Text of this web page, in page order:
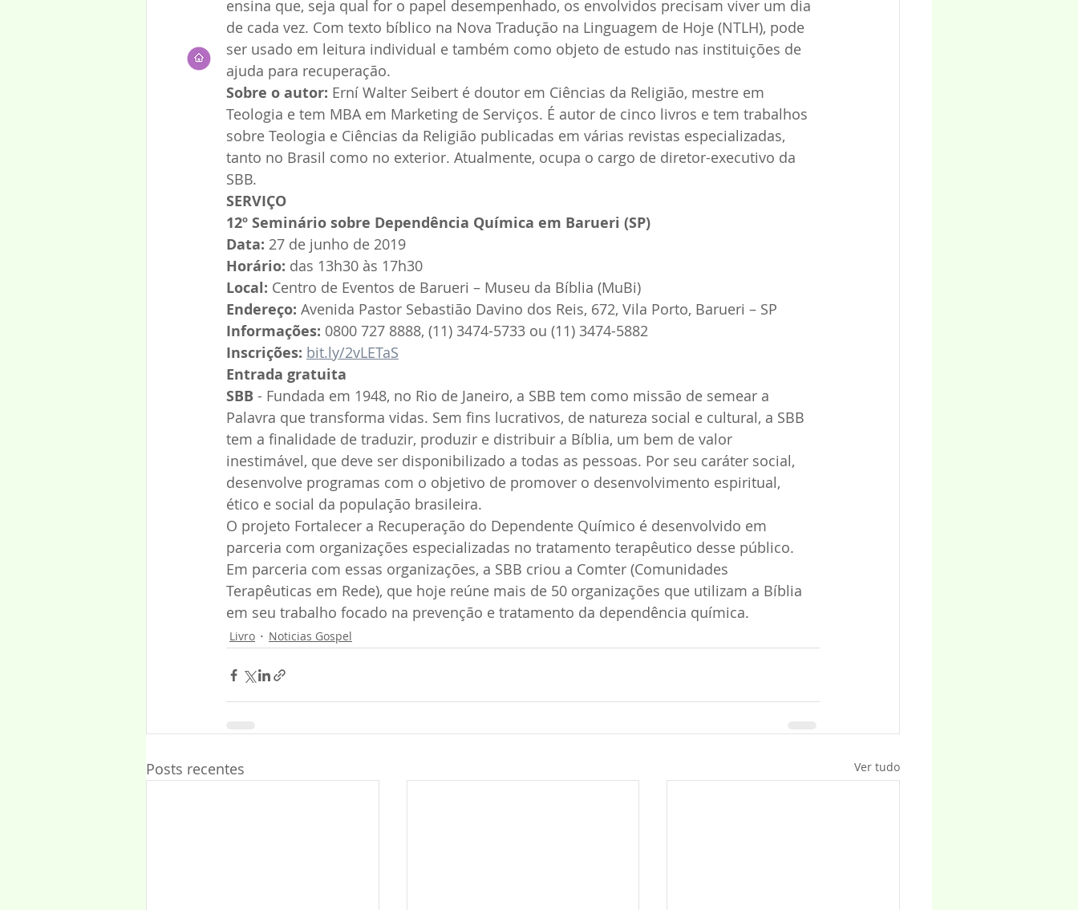
ensina que, seja qual for o papel desempenhado, os envolvidos precisam viver um dia
de cada vez. Com texto bíblico na Nova Tradução na Linguagem de Hoje (NTLH), pode
ser usado em leitura individual e também como objeto de estudo nas instituições de
ajuda para recuperação.
Sobre o autor: Erní Walter Seibert é doutor em Ciências da Religião, mestre em
Teologia e tem MBA em Marketing de Serviços. É autor de cinco livros e tem trabalhos
sobre Teologia e Ciências da Religião publicadas em várias revistas especializadas,
tanto no Brasil como no exterior. Atualmente, ocupa o cargo de diretor-executivo da
SBB.
SERVIÇO
12º Seminário sobre Dependência Química em Barueri (SP)
Data: 27 de junho de 2019
Horário: das 13h30 às 17h30
Local: Centro de Eventos de Barueri – Museu da Bíblia (MuBi)
Endereço: Avenida Pastor Sebastião Davino dos Reis, 672, Vila Porto, Barueri – SP
Informações: 0800 727 8888, (11) 3474-5733 ou (11) 3474-5882
Inscrições: bit.ly/2vLETaS
Entrada gratuita
SBB - Fundada em 1948, no Rio de Janeiro, a SBB tem como missão de semear a
Palavra que transforma vidas. Sem fins lucrativos, de natureza social e cultural, a SBB
tem a finalidade de traduzir, produzir e distribuir a Bíblia, um bem de valor
inestimável, que deve ser disponibilizado a todas as pessoas. Por seu caráter social,
desenvolve programas com o objetivo de promover o desenvolvimento espiritual,
ético e social da população brasileira.
O projeto Fortalecer a Recuperação do Dependente Químico é desenvolvido em
parceria com organizações especializadas no tratamento terapêutico desse público.
Em parceria com essas organizações, a SBB criou a Comter (Comunidades
Terapêuticas em Rede), que hoje reúne mais de 50 organizações que utilizam a Bíblia
em seu trabalho focado na prevenção e tratamento da dependência química.
Livro Noticias Gospel
Posts recentes Ver tudo